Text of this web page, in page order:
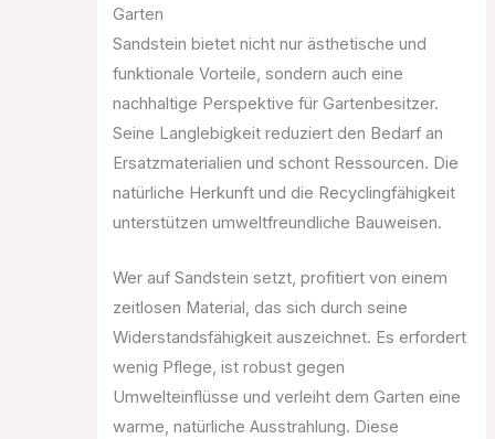
Garten
Sandstein bietet nicht nur ästhetische und
funktionale Vorteile, sondern auch eine
nachhaltige Perspektive für Gartenbesitzer.
Seine Langlebigkeit reduziert den Bedarf an
Ersatzmaterialien und schont Ressourcen. Die
natürliche Herkunft und die Recyclingfähigkeit
unterstützen umweltfreundliche Bauweisen.
Wer auf Sandstein setzt, profitiert von einem
zeitlosen Material, das sich durch seine
Widerstandsfähigkeit auszeichnet. Es erfordert
wenig Pflege, ist robust gegen
Umwelteinflüsse und verleiht dem Garten eine
warme, natürliche Ausstrahlung. Diese